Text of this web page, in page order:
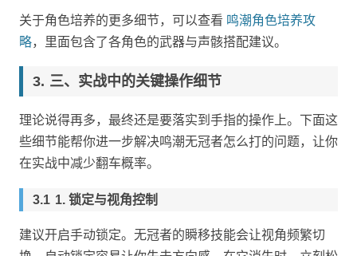
关于角色培养的更多细节，可以查看 鸣潮角色培养攻
略，里面包含了各角色的武器与声骸搭配建议。
三、实战中的关键操作细节
理论说得再多，最终还是要落实到手指的操作上。下面这
些细节能帮你进一步解决鸣潮无冠者怎么打的问题，让你
在实战中减少翻车概率。
1. 锁定与视角控制
建议开启手动锁定。无冠者的瞬移技能会让视角频繁切